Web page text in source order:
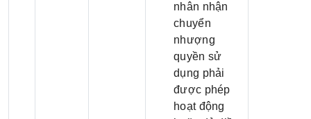
nhân nhận
chuyển
nhượng
quyền sử
dụng phải
được phép
hoạt động